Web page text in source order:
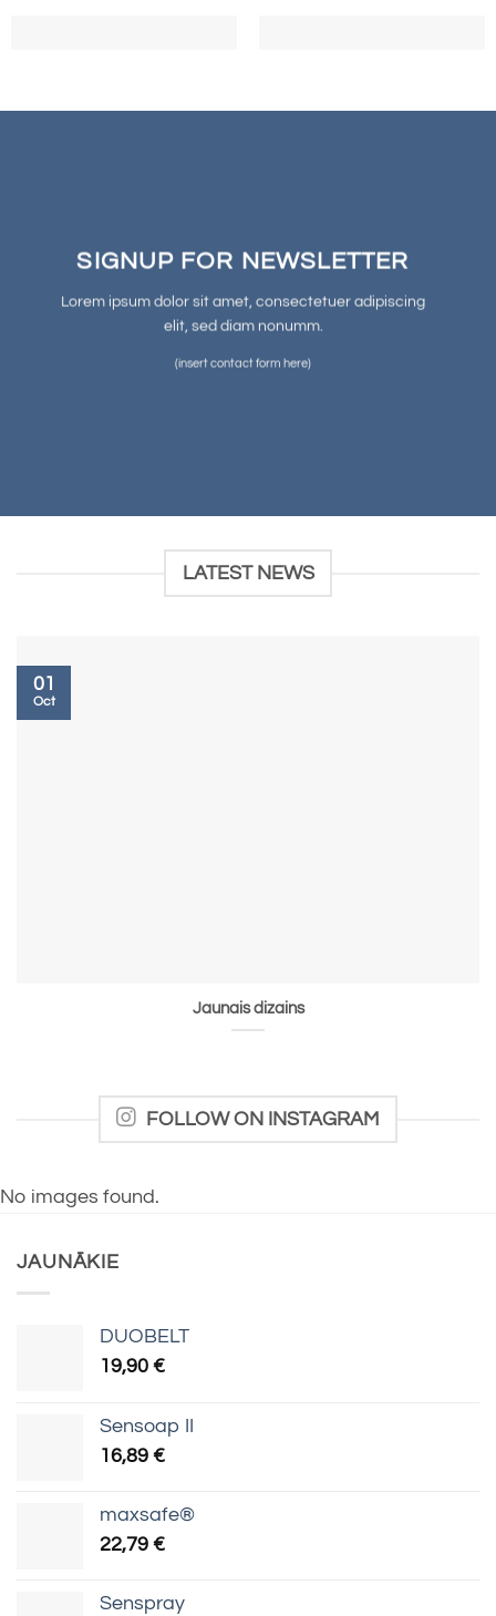
SIGNUP FOR NEWSLETTER
Lorem ipsum dolor sit amet, consectetuer adipiscing
elit, sed diam nonumm.
(insert contact form here)
LATEST NEWS
Jaunais dizains
01
Oct
FOLLOW ON INSTAGRAM
No images found.
JAUNĀKIE
DUOBELT
19,90 €
Sensoap II
16,89 €
maxsafe®
22,79 €
Senspray